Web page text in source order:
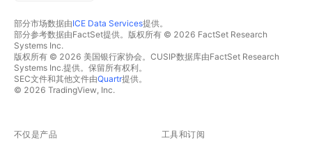
部分市场数据由ICE Data Services提供。
部分参考数据由FactSet提供。版权所有 © 2026 FactSet Research
Systems Inc.
版权所有 © 2026 美国银行家协会。CUSIP数据库由FactSet Research
Systems Inc.提供。保留所有权利。
SEC文件和其他文件由Quartr提供。
© 2026 TradingView, Inc.
不仅是产品 工具和订阅